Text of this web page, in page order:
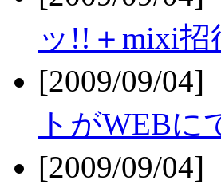
ッ!!＋mixi招
[2009/09/04]
トがWEB
[2009/09/04]